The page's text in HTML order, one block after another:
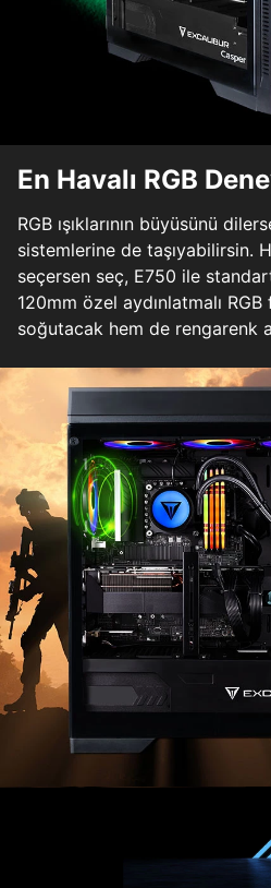
En Havalı RGB
RGB ışıklarının büyüsünü
sistemlerine de taşıyabilirsin.
seçersen seç, E750 ile
120mm özel aydınlatmalı RGB
soğutacak hem de rengarenk